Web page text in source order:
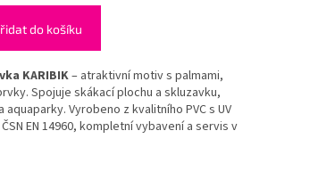
do košíku
KARIBIK– atraktivní motiv s palmami,
Spojuje skákací plochu a skluzavku,
Vyrobeno z kvalitního PVC s UV
EN 14960, kompletní vybavení a servis v